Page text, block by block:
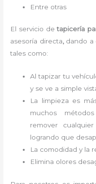
Entre otras
El servicio detapicería
asesoría directa, dando a
tales como:
Al tapizar tu
y se ve a simple
La limpieza es
muchos
remover
logrando que
La comodidad y la
Elimina olores